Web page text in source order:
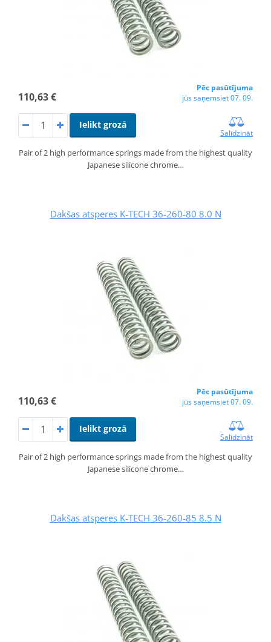
110,63 €
Pēc pasūtījuma
jūs saņemsiet 07. 09.
Ielikt grozā
Salīdzināt
Pair of 2 high performance springs made from the highest quality
Japanese silicone chrome…
Dakšas atsperes K-TECH 36-260-80 8.0 N
110,63 €
Pēc pasūtījuma
jūs saņemsiet 07. 09.
Ielikt grozā
Salīdzināt
Pair of 2 high performance springs made from the highest quality
Japanese silicone chrome…
Dakšas atsperes K-TECH 36-260-85 8.5 N